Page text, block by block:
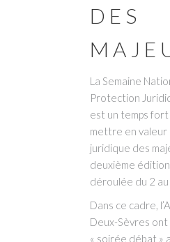
DES
La Semaine
Protection
est un temps
mettre en
juridique des
deuxième
déroulée du 2
Dans ce cadre,
Deux-Sèvres ont
« soirée débat »